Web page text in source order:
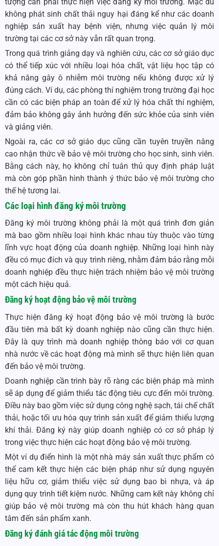
không phát sinh chất thải nguy hại đáng kể như các doanh
nghiệp sản xuất hay bệnh viện, nhưng việc quản lý môi
trường tại các cơ sở này vẫn rất quan trọng.
Trong quá trình giảng dạy và nghiên cứu, các cơ sở giáo dục
có thể tiếp xúc với nhiều loại hóa chất, vật liệu học tập có
khả năng gây ô nhiễm môi trường nếu không được xử lý
đúng cách. Ví dụ, các phòng thí nghiệm trong trường đại học
cần có các biện pháp an toàn để xử lý hóa chất thí nghiệm,
đảm bảo không gây ảnh hưởng đến sức khỏe của sinh viên
và giảng viên.
Ngoài ra, các cơ sở giáo dục cũng cần tuyên truyền nâng
cao nhận thức về bảo vệ môi trường cho học sinh, sinh viên.
Bằng cách này, họ không chỉ tuân thủ quy định pháp luật
mà còn góp phần hình thành ý thức bảo vệ môi trường cho
thế hệ tương lai.
Các loại hình đăng ký môi trường
Đăng ký môi trường không phải là một quá trình đơn giản
mà bao gồm nhiều loại hình khác nhau tùy thuộc vào từng
lĩnh vực hoạt động của doanh nghiệp. Những loại hình này
đều có mục đích và quy trình riêng, nhằm đảm bảo rằng mỗi
doanh nghiệp đều thực hiện trách nhiệm bảo vệ môi trường
một cách hiệu quả.
Đăng ký hoạt động bảo vệ môi trường
Thực hiện đăng ký hoạt động bảo vệ môi trường là bước
đầu tiên mà bất kỳ doanh nghiệp nào cũng cần thực hiện.
Đây là quy trình mà doanh nghiệp thông báo với cơ quan
nhà nước về các hoạt động mà mình sẽ thực hiện liên quan
đến bảo vệ môi trường.
Doanh nghiệp cần trình bày rõ ràng các biện pháp mà mình
sẽ áp dụng để giảm thiểu tác động tiêu cực đến môi trường.
Điều này bao gồm việc sử dụng công nghệ sạch, tái chế chất
thải, hoặc tối ưu hóa quy trình sản xuất để giảm thiểu lượng
khí thải. Đăng ký này giúp doanh nghiệp có cơ sở pháp lý
trong việc thực hiện các hoạt động bảo vệ môi trường.
Một ví dụ điển hình là một nhà máy sản xuất thực phẩm có
thể cam kết thực hiện các biện pháp như sử dụng nguyên
liệu hữu cơ, giảm thiểu việc sử dụng bao bì nhựa, và áp
dụng quy trình tiết kiệm nước. Những cam kết này không chỉ
giúp bảo vệ môi trường mà còn thu hút khách hàng quan
tâm đến sản phẩm xanh.
Đăng ký đánh giá tác động môi trường